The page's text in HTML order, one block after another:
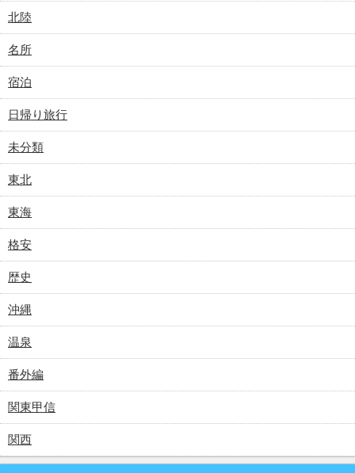
北陸
名所
宿泊
日帰り旅行
未分類
東北
東海
格安
歴史
沖縄
温泉
番外編
関東甲信
関西